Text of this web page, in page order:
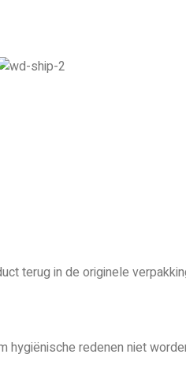
terug in de originele
redenen niet